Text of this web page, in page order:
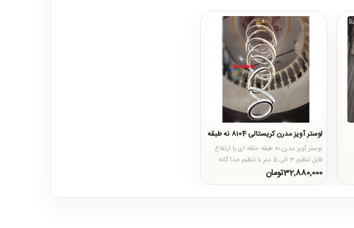
لوستر آویز مدرن کریستالی 8104 نه طبقه
لوستر آویز مدرن نه طبقه حلقه ای با ارتفاع
قابل تنظیم 3 الی 5 متر با تنظیم جدا گانه
حلقه ها به هر شکل..
32,880,000تومان